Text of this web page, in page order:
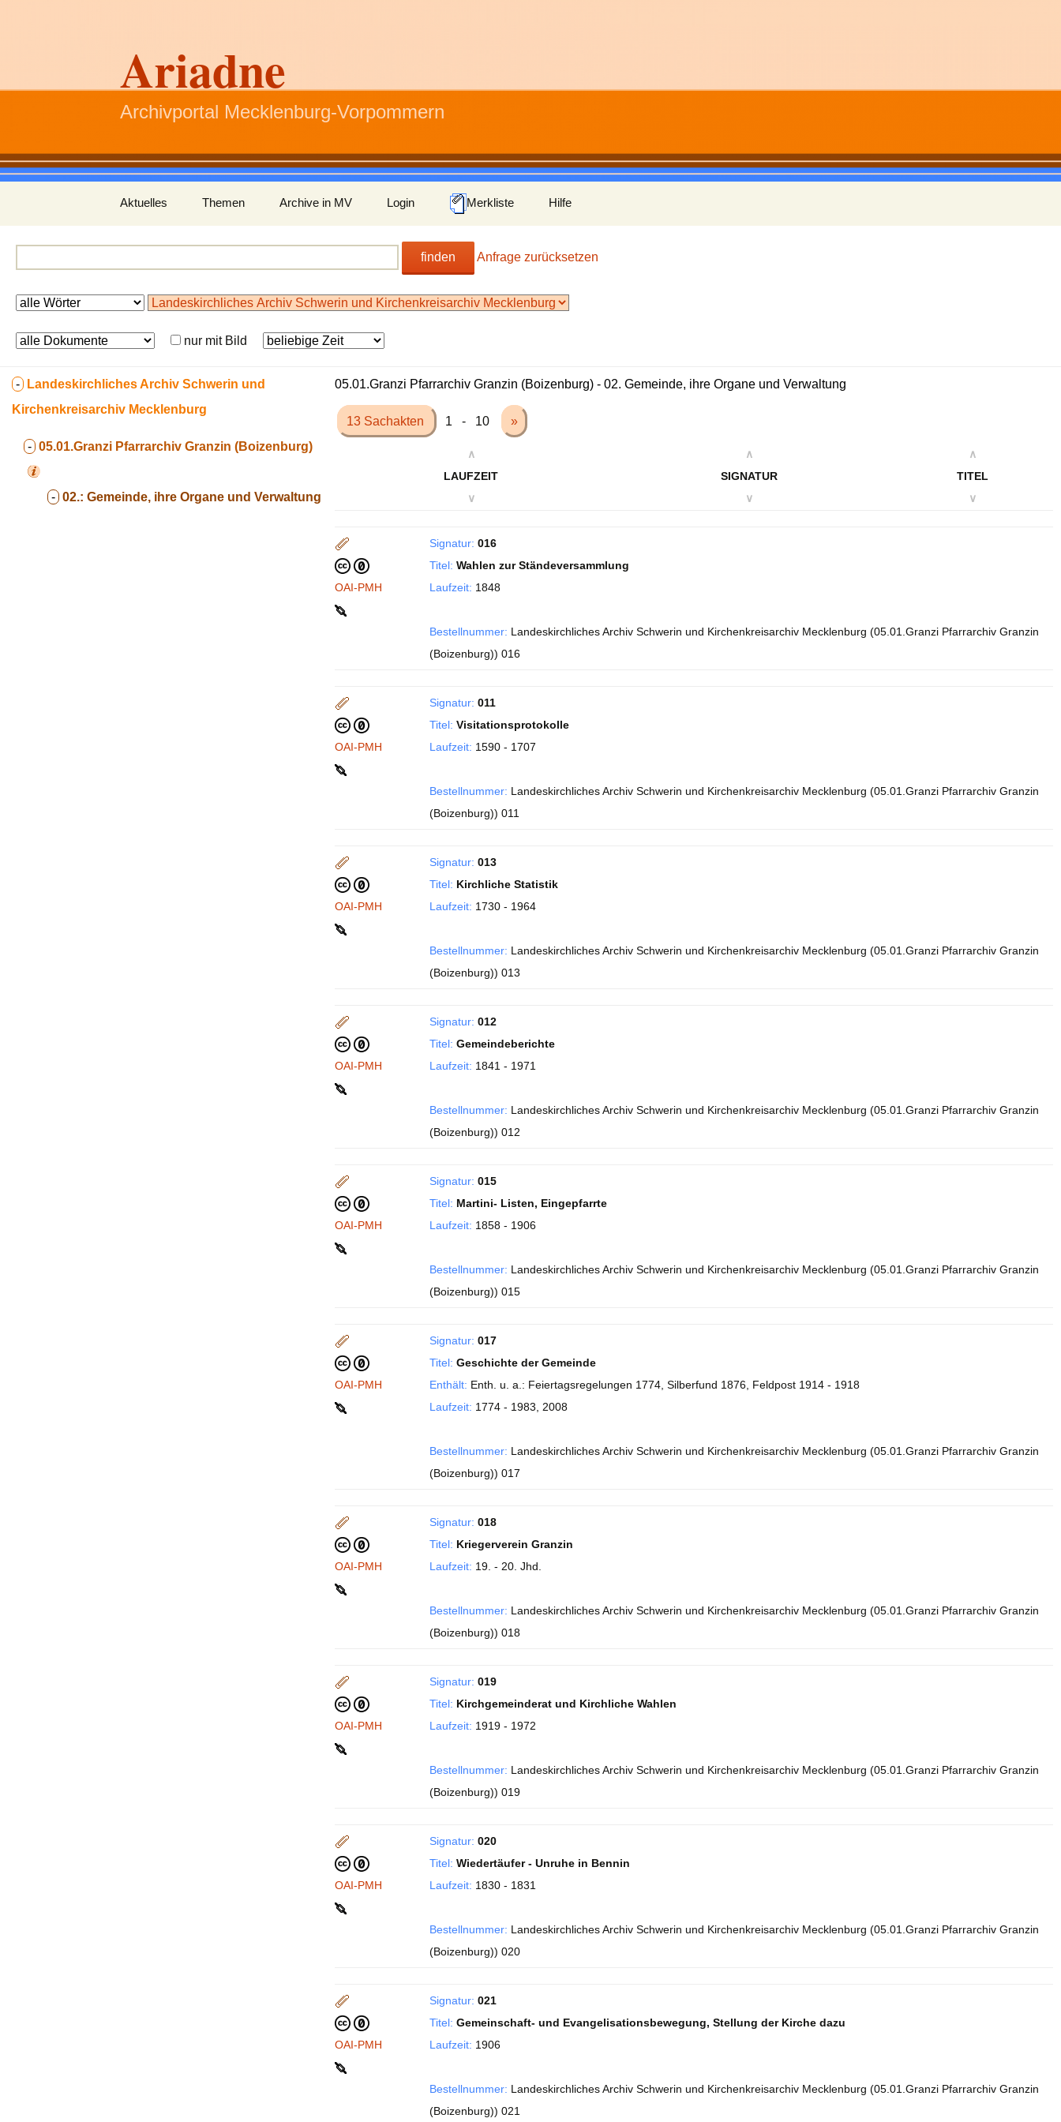
Ariadne
Archivportal Mecklenburg-Vorpommern
Inhalt
springen
Aktuelles Themen Archive in MV Login Merkliste Hilfe
finden Anfrage zurücksetzen
nur mit Bild
- Landeskirchliches Archiv Schwerin und
Kirchenkreisarchiv Mecklenburg
- 05.01.Granzi Pfarrarchiv Granzin (Boizenburg)
- 02.: Gemeinde, ihre Organe und Verwaltung
05.01.Granzi Pfarrarchiv Granzin (Boizenburg) - 02. Gemeinde, ihre Organe und Verwaltung
13 Sachakten 1 - 10 »
∧
LAUFZEIT
∨
∧
SIGNATUR
∨
∧
TITEL
∨
OAI-PMH
Signatur: 016
Titel: Wahlen zur Ständeversammlung
Laufzeit: 1848
Bestellnummer: Landeskirchliches Archiv Schwerin und Kirchenkreisarchiv Mecklenburg (05.01.Granzi Pfarrarchiv Granzin
(Boizenburg)) 016
OAI-PMH
Signatur: 011
Titel: Visitationsprotokolle
Laufzeit: 1590 - 1707
Bestellnummer: Landeskirchliches Archiv Schwerin und Kirchenkreisarchiv Mecklenburg (05.01.Granzi Pfarrarchiv Granzin
(Boizenburg)) 011
OAI-PMH
Signatur: 013
Titel: Kirchliche Statistik
Laufzeit: 1730 - 1964
Bestellnummer: Landeskirchliches Archiv Schwerin und Kirchenkreisarchiv Mecklenburg (05.01.Granzi Pfarrarchiv Granzin
(Boizenburg)) 013
OAI-PMH
Signatur: 012
Titel: Gemeindeberichte
Laufzeit: 1841 - 1971
Bestellnummer: Landeskirchliches Archiv Schwerin und Kirchenkreisarchiv Mecklenburg (05.01.Granzi Pfarrarchiv Granzin
(Boizenburg)) 012
OAI-PMH
Signatur: 015
Titel: Martini- Listen, Eingepfarrte
Laufzeit: 1858 - 1906
Bestellnummer: Landeskirchliches Archiv Schwerin und Kirchenkreisarchiv Mecklenburg (05.01.Granzi Pfarrarchiv Granzin
(Boizenburg)) 015
OAI-PMH
Signatur: 017
Titel: Geschichte der Gemeinde
Enthält: Enth. u. a.: Feiertagsregelungen 1774, Silberfund 1876, Feldpost 1914 - 1918
Laufzeit: 1774 - 1983, 2008
Bestellnummer: Landeskirchliches Archiv Schwerin und Kirchenkreisarchiv Mecklenburg (05.01.Granzi Pfarrarchiv Granzin
(Boizenburg)) 017
OAI-PMH
Signatur: 018
Titel: Kriegerverein Granzin
Laufzeit: 19. - 20. Jhd.
Bestellnummer: Landeskirchliches Archiv Schwerin und Kirchenkreisarchiv Mecklenburg (05.01.Granzi Pfarrarchiv Granzin
(Boizenburg)) 018
OAI-PMH
Signatur: 019
Titel: Kirchgemeinderat und Kirchliche Wahlen
Laufzeit: 1919 - 1972
Bestellnummer: Landeskirchliches Archiv Schwerin und Kirchenkreisarchiv Mecklenburg (05.01.Granzi Pfarrarchiv Granzin
(Boizenburg)) 019
OAI-PMH
Signatur: 020
Titel: Wiedertäufer - Unruhe in Bennin
Laufzeit: 1830 - 1831
Bestellnummer: Landeskirchliches Archiv Schwerin und Kirchenkreisarchiv Mecklenburg (05.01.Granzi Pfarrarchiv Granzin
(Boizenburg)) 020
OAI-PMH
Signatur: 021
Titel: Gemeinschaft- und Evangelisationsbewegung, Stellung der Kirche dazu
Laufzeit: 1906
Bestellnummer: Landeskirchliches Archiv Schwerin und Kirchenkreisarchiv Mecklenburg (05.01.Granzi Pfarrarchiv Granzin
(Boizenburg)) 021